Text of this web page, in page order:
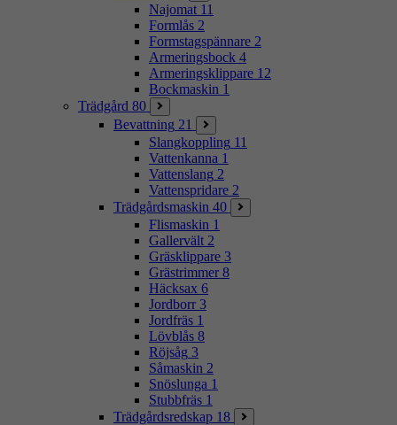
Najomat 11
Formlås 2
Formstagspännare 2
Armeringsbock 4
Armeringsklippare 12
Bockmaskin 1
Trädgård 80
Bevattning 21
Slangkoppling 11
Vattenkanna 1
Vattenslang 2
Vattenspridare 2
Trädgårdsmaskin 40
Flismaskin 1
Gallervält 2
Gräsklippare 3
Grästrimmer 8
Häcksax 6
Jordborr 3
Jordfräs 1
Lövblås 8
Röjsåg 3
Såmaskin 2
Snöslunga 1
Stubbfräs 1
Trädgårdsredskap 18